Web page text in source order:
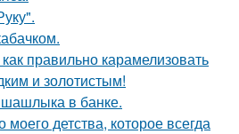
правильно карамелизовать
и золотистым!
в банке.
детства, которое всегда